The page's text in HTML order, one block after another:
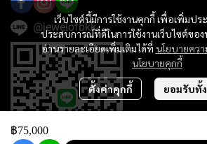
฿75,000
เว็บไซต์นี้มีการใช้งานคุกกี้ เพื่อเพิ่มป
ประสบการณ์ที่ดีในการใช้งานเว็บไซต์ขอ
อ่านรายละเอียดเพิ่มเติมได้ที่ นโยบายคว
นโยบายคุกกี้
ตั้งค่าคุกกี้ ยอมรับทั้
@jewelofbkk